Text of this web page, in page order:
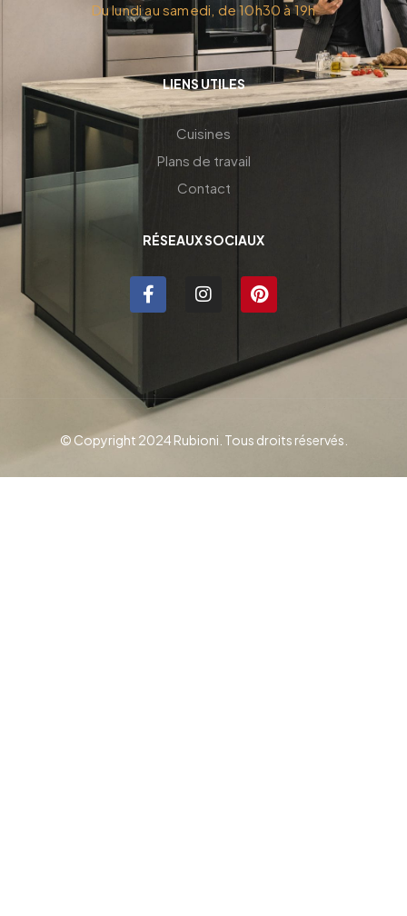
Du lundi au samedi, de 10h30 à 19h
LIENS UTILES
Cuisines
Plans de travail
Contact
RÉSEAUX SOCIAUX
© Copyright 2024 Rubioni. Tous droits réservés.